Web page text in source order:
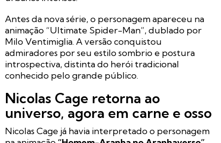
Antes da nova série, o personagem apareceu na
animação “Ultimate Spider-Man”, dublado por
Milo Ventimiglia. A versão conquistou
admiradores por seu estilo sombrio e postura
introspectiva, distinta do herói tradicional
conhecido pelo grande público.
Nicolas Cage retorna ao
universo, agora em carne e osso
Nicolas Cage já havia interpretado o personagem